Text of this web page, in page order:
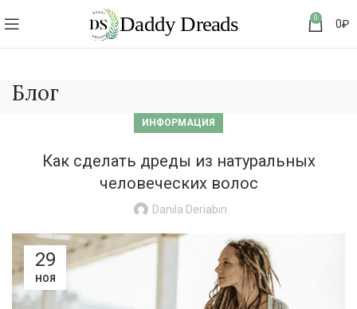
0 0₽
Блог
ИНФОРМАЦИЯ
Как сделать дреды из натуральных
человеческих волос
Danila Deriabin
29
НОЯ